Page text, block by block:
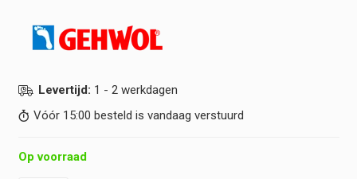
Levertijd: 1 - 2 werkdagen
Vóór 15:00 besteld is vandaag verstuurd
Op voorraad